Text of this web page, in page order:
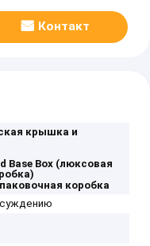
Контакт
крышка и
Base Box (люксовая
коробка